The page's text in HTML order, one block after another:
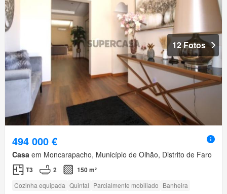
12 Fotos
494 000 €
Casa em Moncarapacho, Município de Olhão, Distrito de Faro
T3 2 150 m²
Cozinha equipada Quintal Parcialmente mobiliado Banheira